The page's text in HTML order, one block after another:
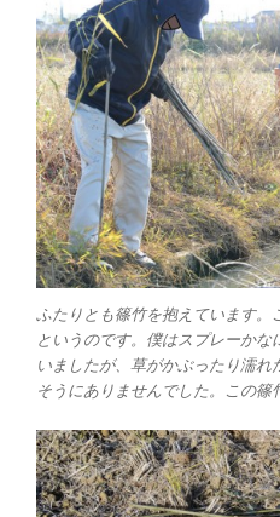
ふたりとも篠竹を抱えています。
というのです。僕はスプレーか
いましたが、草がかぶったり濡れ
そうにありませんでした。この篠